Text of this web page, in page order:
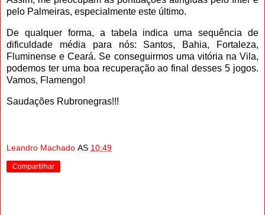
pelo Palmeiras, especialmente este último.
De qualquer forma, a tabela indica uma sequência de
dificuldade média para nós: Santos, Bahia, Fortaleza,
Fluminense e Ceará. Se conseguirmos uma vitória na Vila,
podemos ter uma boa recuperação ao final desses 5 jogos.
Vamos, Flamengo!
Saudações Rubronegras!!!
Leandro Machado AS 10:49
Compartilhar